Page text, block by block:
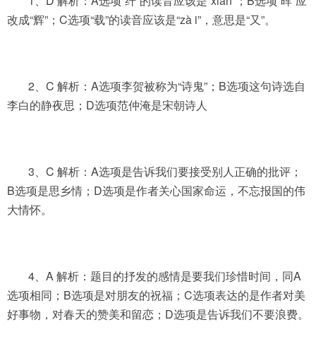
改成“辉”；C选项“载”的读音应该是“zà i”，意思是“又”。
2、C 解析：A选项李贺被称为“诗鬼”；B选项这句诗选自
李白的静夜思；D选项范仲淹是宋朝诗人
3、C 解析：A选项是告诉我们要接受别人正确的批评；
B选项是思乡情；D选项是作者关心国家命运，不忘报国的伟
大情怀。
4、A 解析：题目的抒发的感情是要我们珍惜时间，同A
选项相同；B选项是对朋友的祝福；C选项表达的是作者对美
好事物，对春天的赞美和留恋；D选项是告诉我们不要浪费。